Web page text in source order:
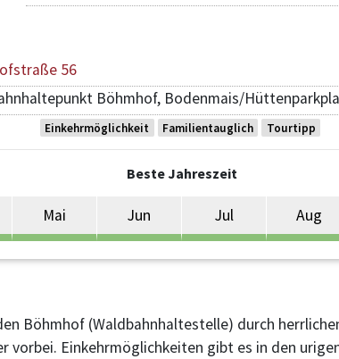
56
Böhmhof, Bodenmais/
Einkehrmöglichkeit Familientauglich Tourtipp
Beste Jahreszeit
Mai Jun Jul Aug
Böhmhof (Waldbahnhaltestelle) durch
vorbei. Einkehrmöglichkeiten gibt es in den